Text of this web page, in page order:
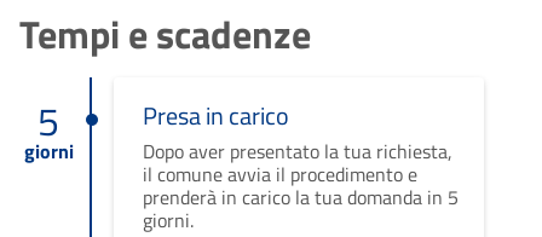
Tempi e scadenze
5
giorni
Presa in carico
Dopo aver presentato la tua richiesta,
il comune avvia il procedimento e
prenderà in carico la tua domanda in 5
giorni.